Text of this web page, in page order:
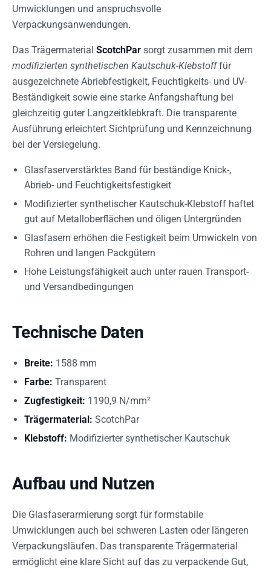
Umwicklungen und anspruchsvolle
Verpackungsanwendungen.
Das Trägermaterial ScotchPar sorgt zusammen mit dem
modifizierten synthetischen Kautschuk-Klebstofffür
ausgezeichnete Abriebfestigkeit, Feuchtigkeits- und UV-
Beständigkeit sowie eine starke Anfangshaftung bei
gleichzeitig guter Langzeitklebkraft. Die transparente
Ausführung erleichtert Sichtprüfung und Kennzeichnung
bei der Versiegelung.
Glasfaserverstärktes Band für beständige Knick-,
Abrieb- und Feuchtigkeitsfestigkeit
Modifizierter synthetischer Kautschuk-Klebstoff haftet
gut auf Metalloberflächen und öligen Untergründen
Glasfasern erhöhen die Festigkeit beim Umwickeln von
Rohren und langen Packgütern
Hohe Leistungsfähigkeit auch unter rauen Transport-
und Versandbedingungen
Technische Daten
Breite: 1588 mm
Farbe: Transparent
Zugfestigkeit: 1190,9 N/mm²
Trägermaterial: ScotchPar
Klebstoff: Modifizierter synthetischer Kautschuk
Aufbau und Nutzen
Die Glasfaserarmierung sorgt für formstabile
Umwicklungen auch bei schweren Lasten oder längeren
Verpackungsläufen. Das transparente Trägermaterial
ermöglicht eine klare Sicht auf das zu verpackende Gut,